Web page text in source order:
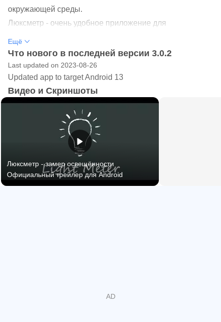
окружающей среды.
Люксметр - очень удобное приложение для
необходимо определить уровень освещения в своем
доме или на рабочем месте.
Также светомер полезен для людей занимающихся
выращиванием цветов и деревьев. Светомер
позволяет оределить оптимальный уровень
освещённости для растений.
- Простой в использовании люксометр
- Фотометр имеет простой, минималистичный и
интуитивно понятный пользовательский интерфейс
вашем устройстве установлен датчик освещения. На
Ещё
Что нового в последней версии 3.0.2
Last updated on 2023-08-26
Updated app to target Android 13
Видео и Скриншоты
Люксметр - замер освещённости
Официальный трейлер для Android